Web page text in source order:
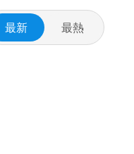
最新 最熱